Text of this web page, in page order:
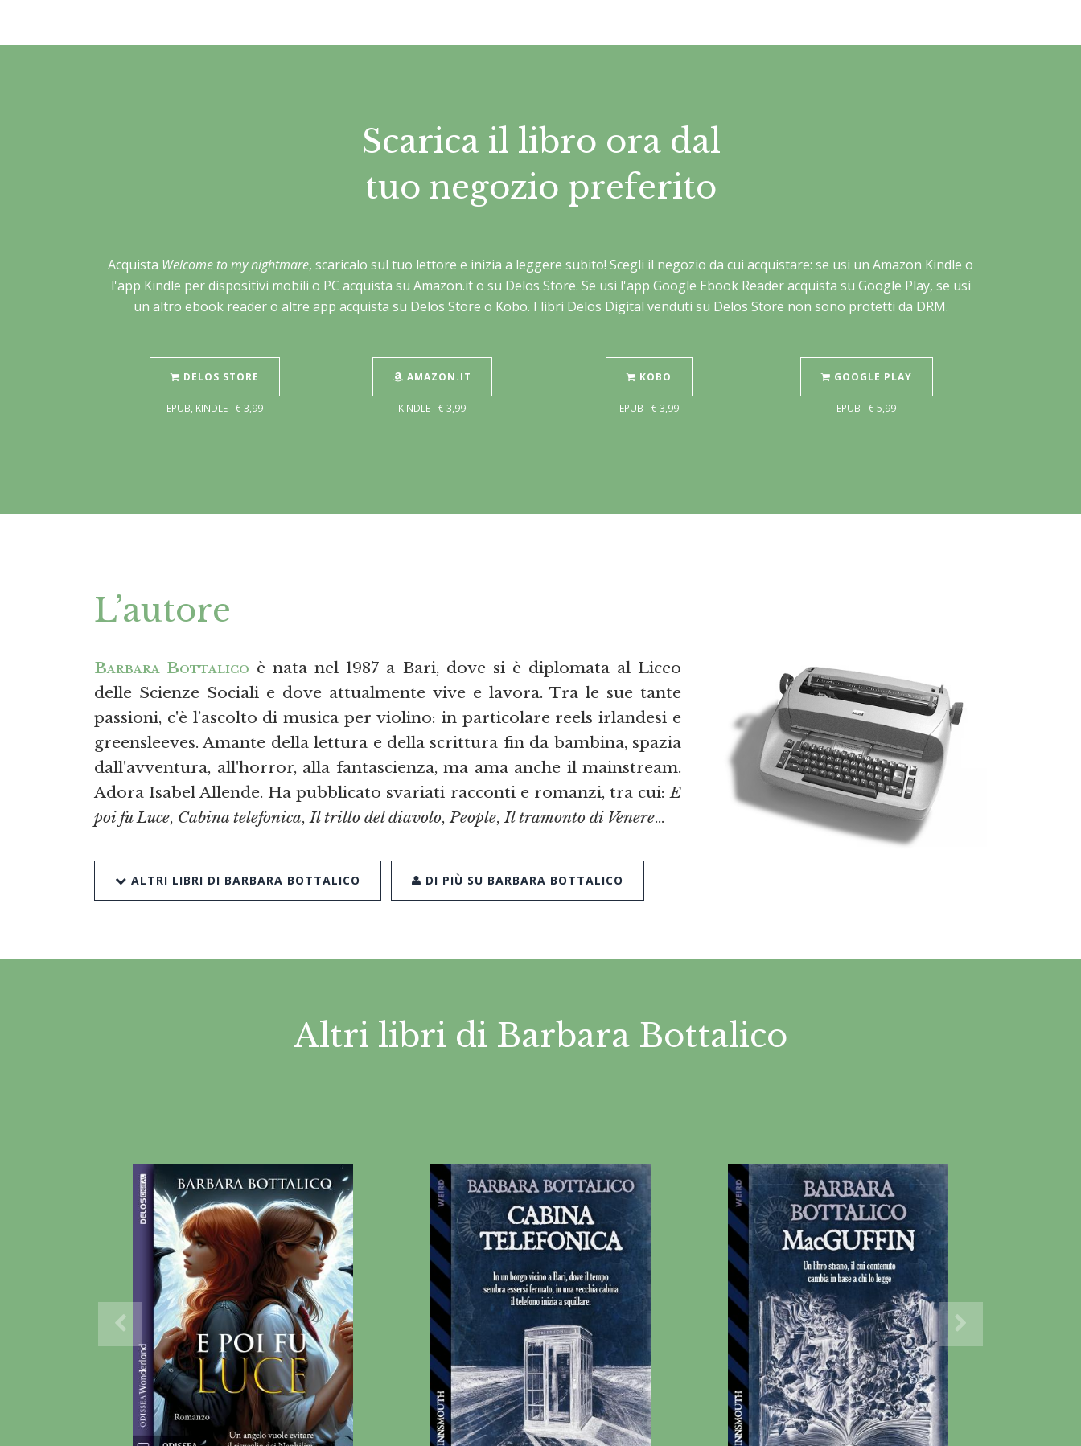
Scarica il libro ora dal
tuo negozio preferito
Acquista Welcome to my nightmare, scaricalo sul tuo lettore e inizia a leggere subito! Scegli il negozio da cui acquistare: se usi un Amazon Kindle o
l'app Kindle per dispositivi mobili o PC acquista su Amazon.it o su Delos Store. Se usi l'app Google Ebook Reader acquista su Google Play, se usi
un altro ebook reader o altre app acquista su Delos Store o Kobo. I libri Delos Digital venduti su Delos Store non sono protetti da DRM.
DELOS STORE
EPUB, KINDLE - € 3,99
AMAZON.IT
KINDLE - € 3,99
KOBO
EPUB - € 3,99
GOOGLE PLAY
EPUB - € 5,99
L’autore
Barbara Bottalico è nata nel 1987 a Bari, dove si è diplomata al Liceo
delle Scienze Sociali e dove attualmente vive e lavora. Tra le sue tante
passioni, c'è l’ascolto di musica per violino: in particolare reels irlandesi e
greensleeves. Amante della lettura e della scrittura fin da bambina, spazia
dall'avventura, all'horror, alla fantascienza, ma ama anche il mainstream.
Adora Isabel Allende. Ha pubblicato svariati racconti e romanzi, tra cui: E
poi fu Luce, Cabina telefonica, Il trillo del diavolo, People, Il tramonto di Venere…
ALTRI LIBRI DI BARBARA BOTTALICO DI PIÙ SU BARBARA BOTTALICO
Altri libri di Barbara Bottalico